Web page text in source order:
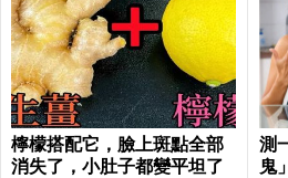
檸檬搭配它，臉上斑點全部
消失了，小肚子都變平坦了
測
鬼